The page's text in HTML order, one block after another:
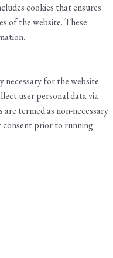
cookies that ensures
of the website. These
necessary for the website
user personal data via
termed as non-necessary
consent prior to running